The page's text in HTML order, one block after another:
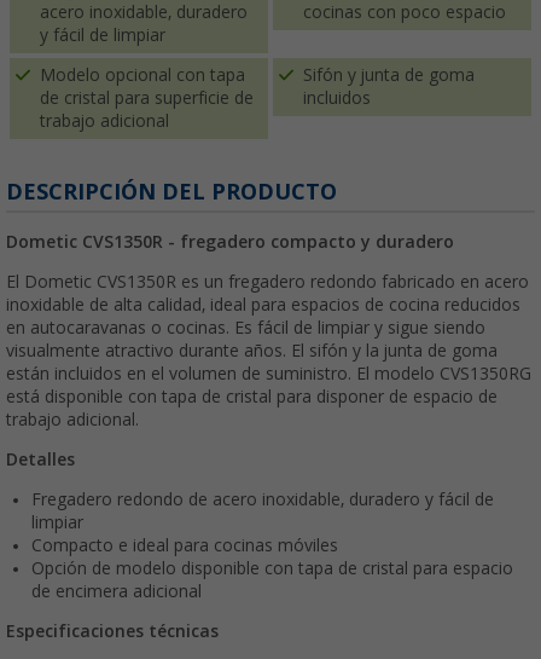
acero inoxidable, duradero
y fácil de limpiar
cocinas con poco espacio
Modelo opcional con tapa
de cristal para superficie de
trabajo adicional
Sifón y junta de goma
incluidos
DESCRIPCIÓN DEL PRODUCTO
Dometic CVS1350R - fregadero compacto y duradero
El Dometic CVS1350R es un fregadero redondo fabricado en acero
inoxidable de alta calidad, ideal para espacios de cocina reducidos
en autocaravanas o cocinas. Es fácil de limpiar y sigue siendo
visualmente atractivo durante años. El sifón y la junta de goma
están incluidos en el volumen de suministro. El modelo CVS1350RG
está disponible con tapa de cristal para disponer de espacio de
trabajo adicional.
Detalles
Fregadero redondo de acero inoxidable, duradero y fácil de
limpiar
Compacto e ideal para cocinas móviles
Opción de modelo disponible con tapa de cristal para espacio
de encimera adicional
Especificaciones técnicas